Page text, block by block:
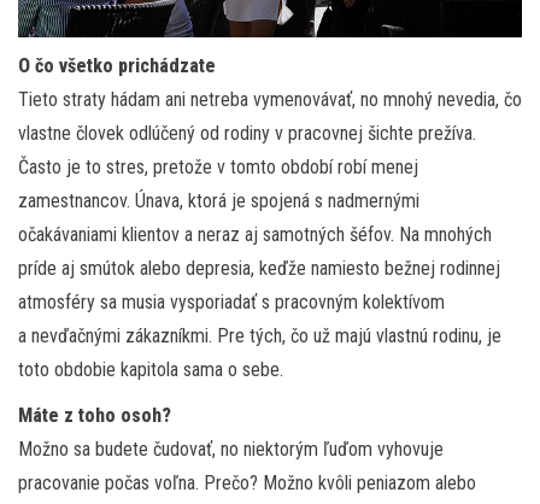
O čo všetko prichádzate
Tieto straty hádam ani netreba vymenovávať, no mnohý nevedia, čo
vlastne človek odlúčený od rodiny v pracovnej šichte prežíva.
Často je to stres, pretože v tomto období robí menej
zamestnancov. Únava, ktorá je spojená s nadmernými
očakávaniami klientov a neraz aj samotných šéfov. Na mnohých
príde aj smútok alebo depresia, keďže namiesto bežnej rodinnej
atmosféry sa musia vysporiadať s pracovným kolektívom
a nevďačnými zákazníkmi. Pre tých, čo už majú vlastnú rodinu, je
toto obdobie kapitola sama o sebe.
Máte z toho osoh?
Možno sa budete čudovať, no niektorým ľuďom vyhovuje
pracovanie počas voľna. Prečo? Možno kvôli peniazom alebo